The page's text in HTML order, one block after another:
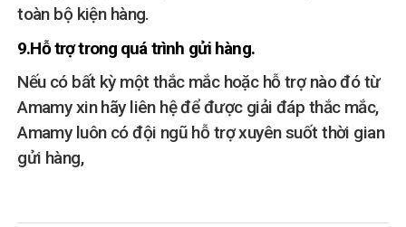
toàn bộ kiện hàng.
9.Hỗ trợ trong quá trình gửi hàng.
Nếu có bất kỳ một thắc mắc hoặc hỗ trợ nào đó từ
Amamy xin hãy liên hệ để được giải đáp thắc mắc,
Amamy luôn có đội ngũ hỗ trợ xuyên suốt thời gian
gửi hàng,